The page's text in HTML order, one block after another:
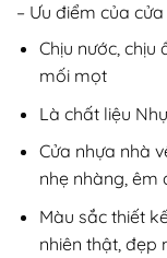
– Ưu điểm của
Chịu nước,
mối mọt
Là chất liệu
Cửa nhựa nhà
nhẹ nhàng, êm
Màu sắc thiết
nhiên thật, đẹp